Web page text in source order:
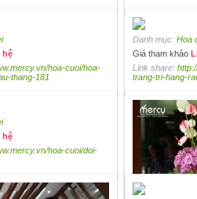
hệ
hoa-cuoi/hoa-
thang-181
Danh mục: Hoa
Giá tham khảo
Link share:
trang-tri-hang-
hệ
hoa-cuoi/doi-